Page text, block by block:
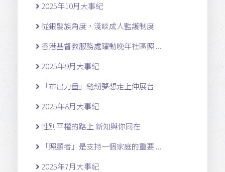
2025年10月大事紀
從銀髮族角度，淺談成人監護制度
香港基督教服務處躍動晚年社區照 ...
2025年9月大事紀
「布出力量」縫紉夢想走上伸展台
2025年8月大事紀
性別平權的路上 新知與你同在
「照顧者」是支持一個家庭的重要 ...
2025年7月大事紀